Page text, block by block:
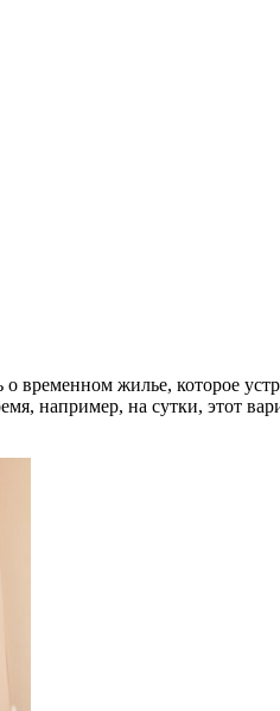
временном жилье, которое
например, на сутки, этот